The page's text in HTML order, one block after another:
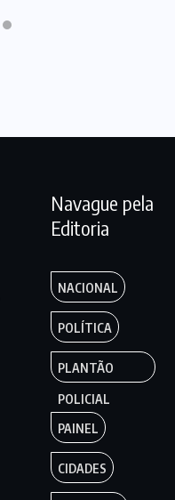
Navague pela
Editoria
NACIONAL
POLÍTICA
PLANTÃO
POLICIAL
PAINEL
CIDADES